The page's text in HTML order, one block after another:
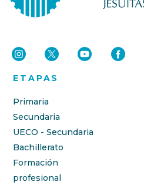
ETAPAS
Primaria
Secundaria
UECO - Secundaria
Bachillerato
Formación
profesional